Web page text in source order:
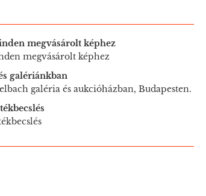
megvásárolt képhez
megvásárolt képhez
galériánkban
galéria és aukcióházban, Budapesten.